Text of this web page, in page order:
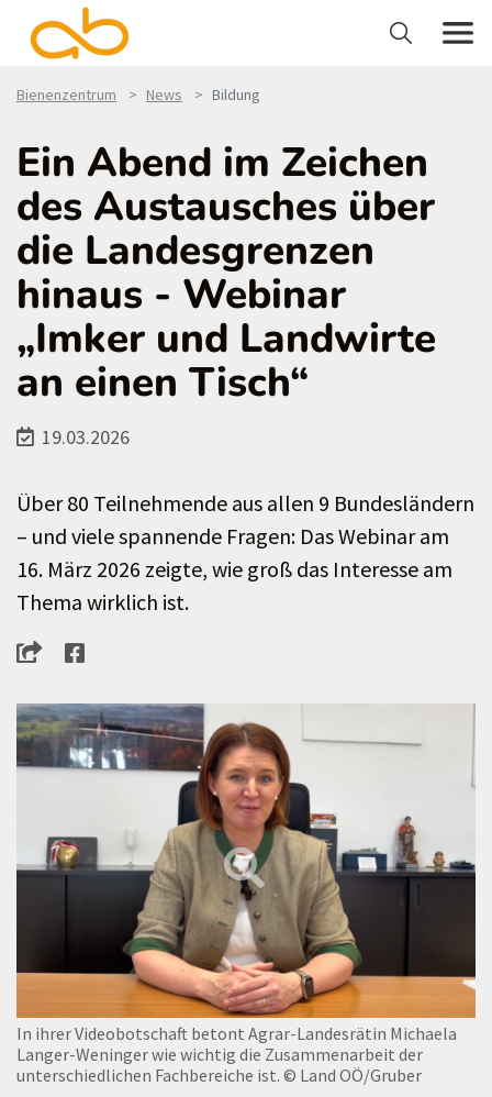
Bienenzentrum News Bildung
Ein Abend im Zeichen
des Austausches über
die Landesgrenzen
hinaus - Webinar
„Imker und Landwirte
an einen Tisch“
19.03.2026
Über 80 Teilnehmende aus allen 9 Bundesländern
– und viele spannende Fragen: Das Webinar am
16. März 2026 zeigte, wie groß das Interesse am
Thema wirklich ist.
In ihrer Videobotschaft betont Agrar-Landesrätin Michaela
Langer-Weninger wie wichtig die Zusammenarbeit der
unterschiedlichen Fachbereiche ist. © Land OÖ/Gruber